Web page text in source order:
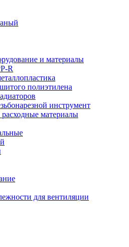
и материалы
R
полиэтилена
инструмент
материалы
для вентиляции